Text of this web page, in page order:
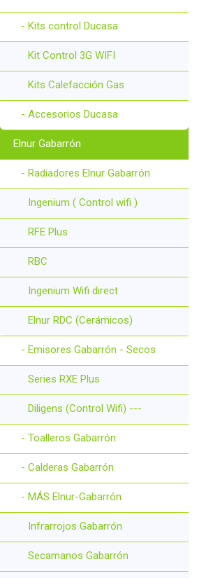
- Kits control Ducasa
Kit Control 3G WIFI
Kits Calefacción Gas
- Accesorios Ducasa
Elnur Gabarrón
- Radiadores Elnur Gabarrón
Ingenium ( Control wifi )
RFE Plus
RBC
Ingenium Wifi direct
Elnur RDC (Cerámicos)
- Emisores Gabarrón - Secos
Series RXE Plus
Diligens (Control Wifi) ---
- Toalleros Gabarrón
- Calderas Gabarrón
- MÁS Elnur-Gabarrón
Infrarrojos Gabarrón
Secamanos Gabarrón